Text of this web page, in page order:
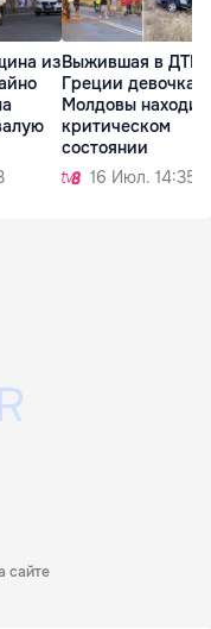
изВыжившая в ДТП
Греции девочка
Молдовы
критическом
состоянии
16 Июл. 14:35
сайте